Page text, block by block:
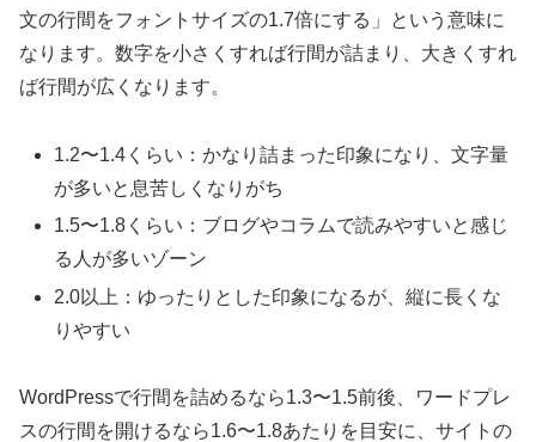
文の行間をフォントサイズの1.7倍にする」という意味に
なります。数字を小さくすれば行間が詰まり、大きくすれ
ば行間が広くなります。
1.2〜1.4くらい：かなり詰まった印象になり、文字量
が多いと息苦しくなりがち
1.5〜1.8くらい：ブログやコラムで読みやすいと感じ
る人が多いゾーン
2.0以上：ゆったりとした印象になるが、縦に長くな
りやすい
WordPressで行間を詰めるなら1.3〜1.5前後、ワードプレ
スの行間を開けるなら1.6〜1.8あたりを目安に、サイトの